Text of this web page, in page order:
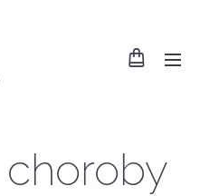
choroby